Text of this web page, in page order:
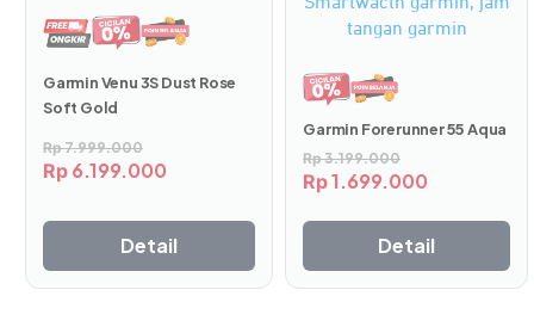
Garmin Venu 3S Dust Rose
Soft Gold
Rp7.999.000
Rp 6.199.000
Detail
Garmin Forerunner 55 Aqua
Rp3.199.000
Rp1.699.000
Detail